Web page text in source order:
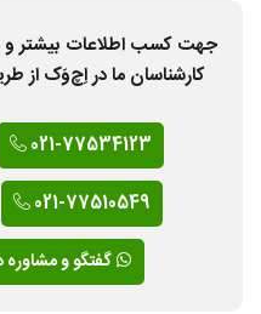
جهت کسب اطلاعات بیشتر و
کارشناسان ما در اِچ‌وَک از
021-77534123
021-77510549
گفتگو و